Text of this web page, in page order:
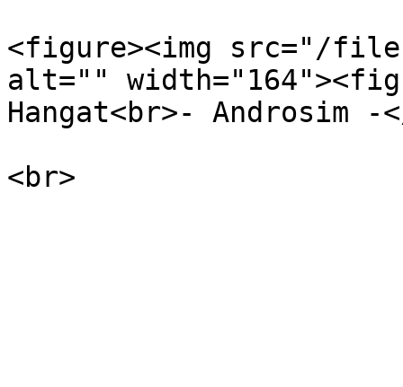
<figure><img src="/files/
alt=""
Hangat<br>- Androsim